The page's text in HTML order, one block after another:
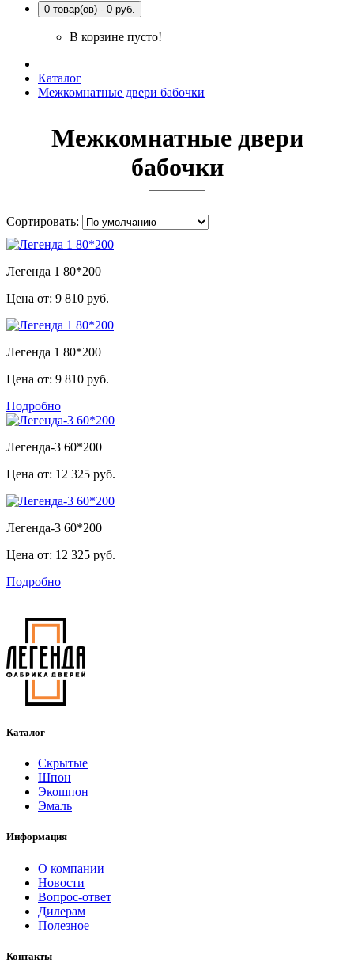
0 товар(ов) - 0 руб.
В корзине пусто!
Каталог
Межкомнатные двери бабочки
Межкомнатные двери
бабочки
Сортировать:
Легенда 1 80*200
Цена от: 9 810 руб.
Легенда 1 80*200
Цена от: 9 810 руб.
Подробно
Легенда-3 60*200
Цена от: 12 325 руб.
Легенда-3 60*200
Цена от: 12 325 руб.
Подробно
Каталог
Скрытые
Шпон
Экошпон
Эмаль
Информация
О компании
Новости
Вопрос-ответ
Дилерам
Полезное
Контакты